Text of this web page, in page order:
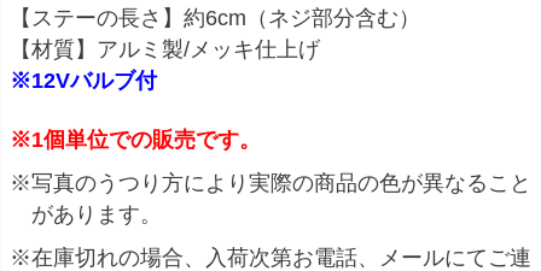
【ステーの長さ】約6cm（ネジ部分含む）
【材質】アルミ製/メッキ仕上げ
※12Vバルブ付
※1個単位での販売です。
※写真のうつり方により実際の商品の色が異なること
があります。
※在庫切れの場合、入荷次第お電話、メールにてご連